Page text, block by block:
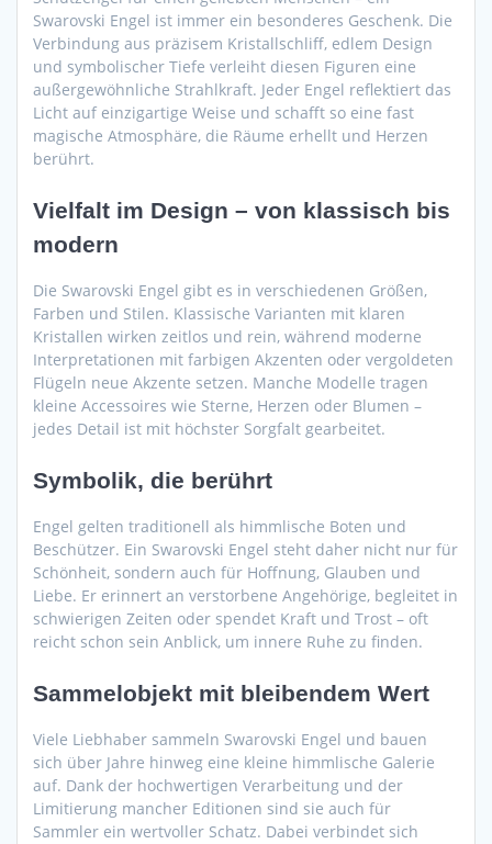
Swarovski Engel ist immer ein besonderes Geschenk. Die
Verbindung aus präzisem Kristallschliff, edlem Design
und symbolischer Tiefe verleiht diesen Figuren eine
außergewöhnliche Strahlkraft. Jeder Engel reflektiert das
Licht auf einzigartige Weise und schafft so eine fast
magische Atmosphäre, die Räume erhellt und Herzen
berührt.
Vielfalt im Design – von klassisch bis
modern
Die Swarovski Engel gibt es in verschiedenen Größen,
Farben und Stilen. Klassische Varianten mit klaren
Kristallen wirken zeitlos und rein, während moderne
Interpretationen mit farbigen Akzenten oder vergoldeten
Flügeln neue Akzente setzen. Manche Modelle tragen
kleine Accessoires wie Sterne, Herzen oder Blumen –
jedes Detail ist mit höchster Sorgfalt gearbeitet.
Symbolik, die berührt
Engel gelten traditionell als himmlische Boten und
Beschützer. Ein Swarovski Engel steht daher nicht nur für
Schönheit, sondern auch für Hoffnung, Glauben und
Liebe. Er erinnert an verstorbene Angehörige, begleitet in
schwierigen Zeiten oder spendet Kraft und Trost – oft
reicht schon sein Anblick, um innere Ruhe zu finden.
Sammelobjekt mit bleibendem Wert
Viele Liebhaber sammeln Swarovski Engel und bauen
sich über Jahre hinweg eine kleine himmlische Galerie
auf. Dank der hochwertigen Verarbeitung und der
Limitierung mancher Editionen sind sie auch für
Sammler ein wertvoller Schatz. Dabei verbindet sich